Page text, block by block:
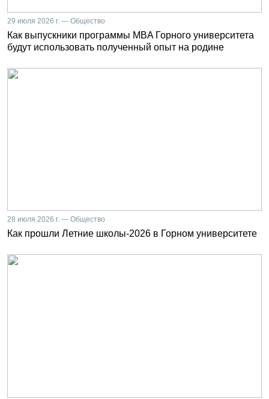
29 июля 2026 г. — Общество
Как выпускники программы MBA Горного университета
будут использовать полученный опыт на родине
28 июля 2026 г. — Общество
Как прошли Летние школы-2026 в Горном университете